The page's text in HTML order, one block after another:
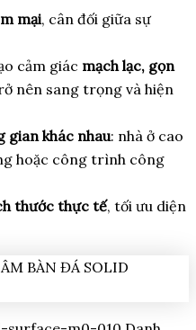
mại, cân đối giữa sự
cảm giác mạch lạc, gọn
nên sang trọng và hiện
gian khác nhau: nhà ở cao
hoặc công trình công
thước thực tế, tối ưu diện